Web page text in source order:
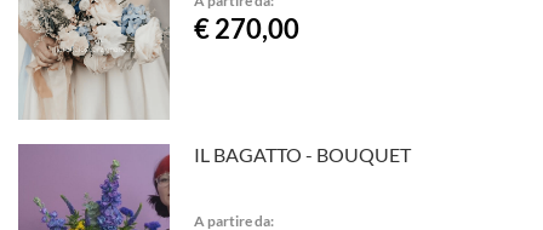
€ 270,00
IL BAGATTO - BOUQUET
A partire da: